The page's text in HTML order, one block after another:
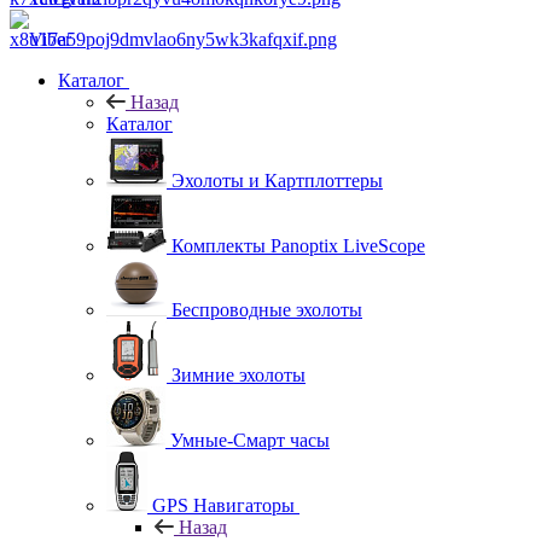
Viber
Каталог
Назад
Каталог
Эхолоты и Картплоттеры
Комплекты Panoptix LiveScope
Беспроводные эхолоты
Зимние эхолоты
Умные-Смарт часы
GPS Навигаторы
Назад